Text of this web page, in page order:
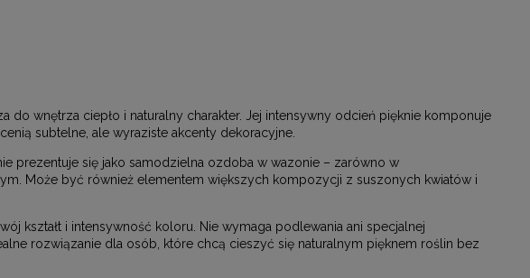
do wnętrza ciepło i naturalny charakter. Jej intensywny odcień pięknie komponuje
subtelne, ale wyraziste akcenty dekoracyjne.
prezentuje się jako samodzielna ozdoba w wazonie – zarówno w
Może być również elementem większych kompozycji z suszonych kwiatów i
kształt i intensywność koloru. Nie wymaga podlewania ani specjalnej
rozwiązanie dla osób, które chcą cieszyć się naturalnym pięknem roślin bez